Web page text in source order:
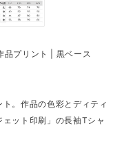
プリント | 黒ベース
。作品の色彩とディティ
ット印刷」の長袖Tシャ